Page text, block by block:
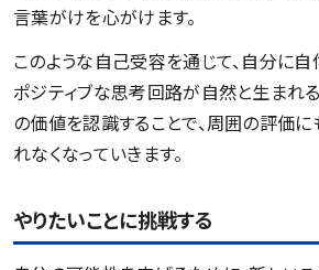
言葉がけを心がけます。
このような自己受容を通じて、自分に自
ポジティブな思考回路が自然と生まれ
の価値を認識することで、周囲の評価
れなくなっていきます。
やりたいことに挑戦する